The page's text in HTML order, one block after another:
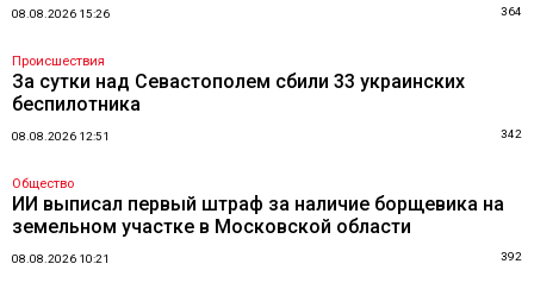
08.08.2026 15:26 364
Происшествия
За сутки над Севастополем сбили 33 украинских
беспилотника
08.08.2026 12:51 342
Общество
ИИ выписал первый штраф за наличие борщевика на
земельном участке в Московской области
08.08.2026 10:21 392